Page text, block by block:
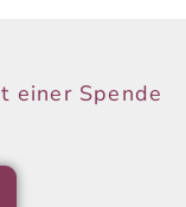
einer Spende